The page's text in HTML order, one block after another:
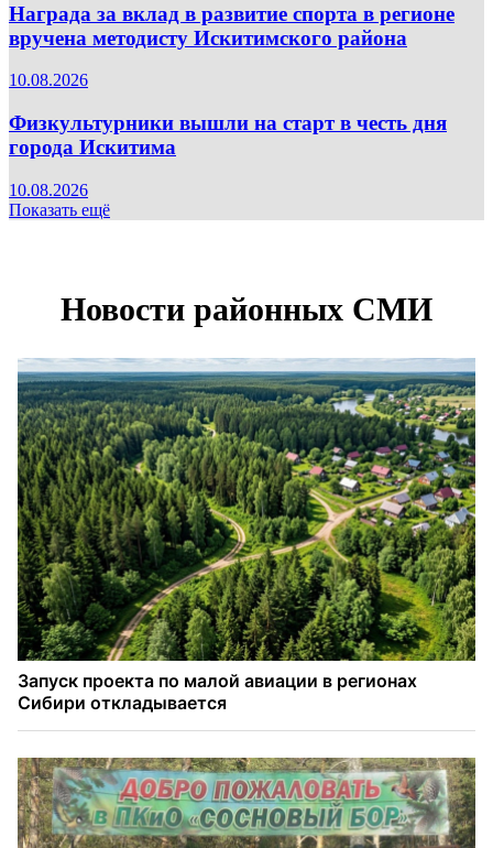
Награда за вклад в развитие спорта в регионе
вручена методисту Искитимского района
10.08.2026
Физкультурники вышли на старт в честь дня
города Искитима
10.08.2026
Показать ещё